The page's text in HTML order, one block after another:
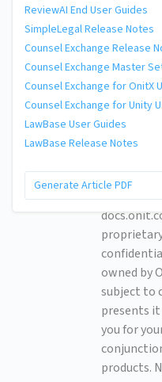
ReviewAI End User Guides
SimpleLegal Release Notes
Counsel Exchange Release
Counsel Exchange Master
Counsel Exchange for OnitX
Counsel Exchange for Unity
LawBase User Guides
LawBase Release Notes
Generate Article PDF
owned by
subject to
presents
you for
products.